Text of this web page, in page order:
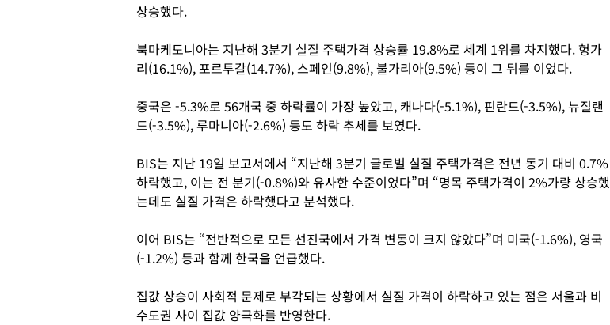
상승했다.
북마케도니아는 지난해 3분기 실질 주택가격 상승률 19.8%로 세계 1위를 차지했다. 헝가
리(16.1%), 포르투갈(14.7%), 스페인(9.8%), 불가리아(9.5%) 등이 그 뒤를 이었다.
중국은 -5.3%로 56개국 중 하락률이 가장 높았고, 캐나다(-5.1%), 핀란드(-3.5%), 뉴질랜
드(-3.5%), 루마니아(-2.6%) 등도 하락 추세를 보였다.
BIS는 지난 19일 보고서에서 “지난해 3분기 글로벌 실질 주택가격은 전년 동기 대비 0.7%
하락했고, 이는 전 분기(-0.8%)와 유사한 수준이었다”며 “명목 주택가격이 2%가량 상승했
는데도 실질 가격은 하락했다고 분석했다.
이어 BIS는 “전반적으로 모든 선진국에서 가격 변동이 크지 않았다”며 미국(-1.6%), 영국
(-1.2%) 등과 함께 한국을 언급했다.
집값 상승이 사회적 문제로 부각되는 상황에서 실질 가격이 하락하고 있는 점은 서울과 비
수도권 사이 집값 양극화를 반영한다.